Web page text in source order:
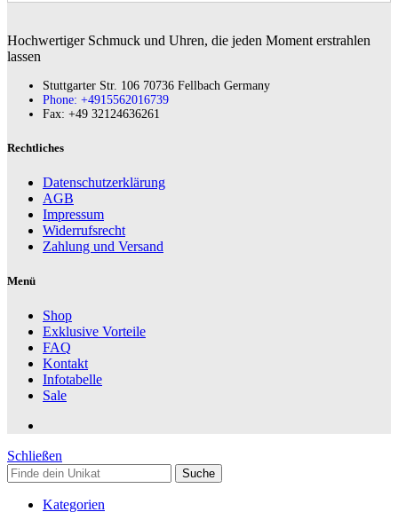
Hochwertiger Schmuck und Uhren, die jeden Moment erstrahlen
lassen
Stuttgarter Str. 106 70736 Fellbach Germany
Phone: +4915562016739
Fax:‪ +49 32124636261
Rechtliches
Datenschutzerklärung
AGB
Impressum
Widerrufsrecht
Zahlung und Versand
Menü
Shop
Exklusive Vorteile
FAQ
Kontakt
Infotabelle
Sale
Schließen
Suche
Kategorien